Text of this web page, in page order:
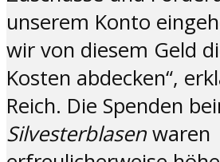
unserem Konto
wir von diesem Geld
Kosten abdecken“,
Reich. Die Spenden
Silvesterblasen waren